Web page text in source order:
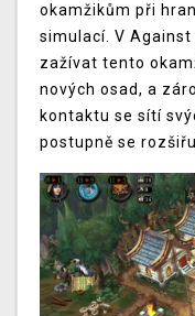
okamžikům při
simulací. V
zažívat tento
nových osad, a
kontaktu se sítí
postupně se